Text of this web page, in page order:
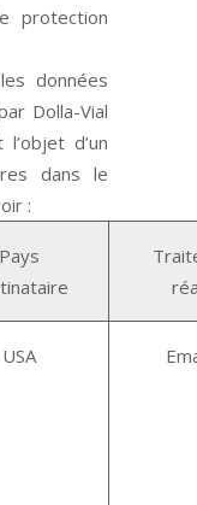
protection
données
Dolla-Vial
d’un
dans le
:
Pays
USA